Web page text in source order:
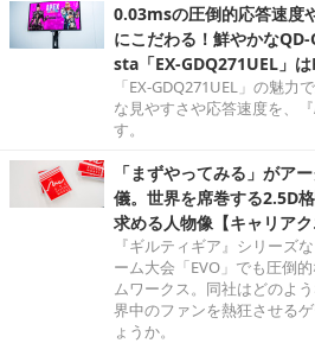
0.03msの圧倒的応答速度
にこだわる！鮮やかな
sta「EX-GDQ271UEL」
「EX-GDQ271UEL」の魅力
な見やすさや応答速度を、
す。
「まずやってみる」がア
儀。世界を席巻する2.5D
求める人物像【キャリアク
『ギルティギア』シリーズ
ーム大会「EVO」でも圧倒
ムワークス。同社はどのよ
界中のファンを熱狂させる
ょうか。